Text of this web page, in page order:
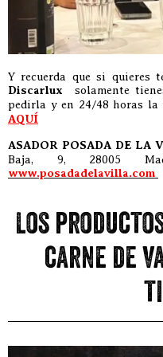
Y recuerda que si quieres
Discarlux solamente
pedirla y en 24/48 horas
AQUÍ
ASADOR POSADA DE LA
Baja, 9, 28005
www.posadadelavilla.com
Los
carne de